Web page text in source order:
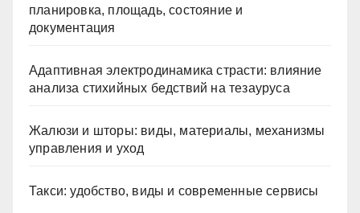
планировка, площадь, состояние и
документация
Адаптивная электродинамика страсти: влияние
анализа стихийных бедствий на тезауруса
Жалюзи и шторы: виды, материалы, механизмы
управления и уход
Такси: удобство, виды и современные сервисы